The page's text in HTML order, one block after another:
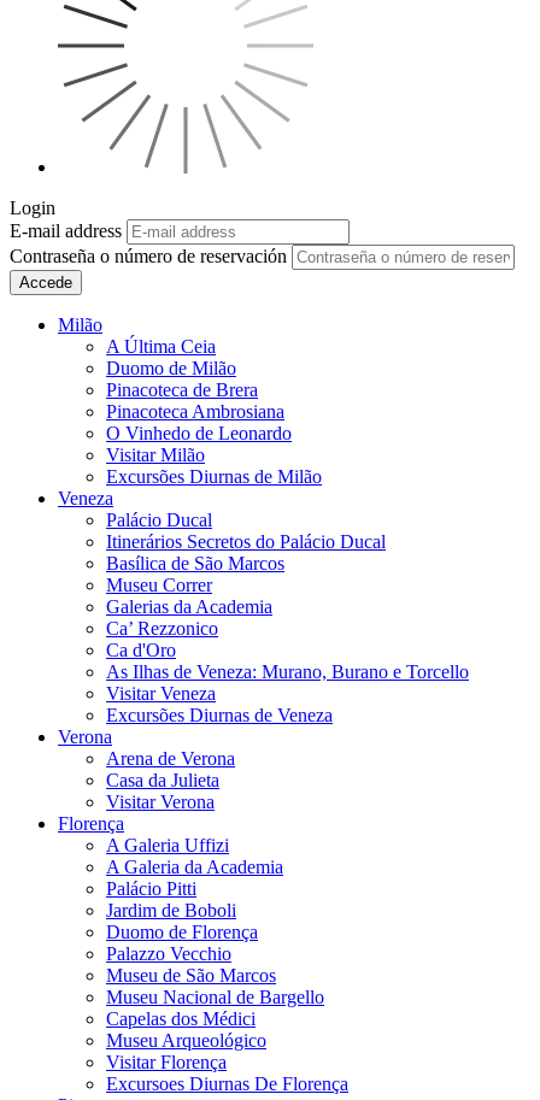
Login
E-mail address
Contraseña o número de reservación
Accede
Milão
A Última Ceia
Duomo de Milão
Pinacoteca de Brera
Pinacoteca Ambrosiana
O Vinhedo de Leonardo
Visitar Milão
Excursões Diurnas de Milão
Veneza
Palácio Ducal
Itinerários Secretos do Palácio Ducal
Basílica de São Marcos
Museu Correr
Galerias da Academia
Ca’ Rezzonico
Ca d'Oro
As Ilhas de Veneza: Murano, Burano e Torcello
Visitar Veneza
Excursões Diurnas de Veneza
Verona
Arena de Verona
Casa da Julieta
Visitar Verona
Florença
A Galeria Uffizi
A Galeria da Academia
Palácio Pitti
Jardim de Boboli
Duomo de Florença
Palazzo Vecchio
Museu de São Marcos
Museu Nacional de Bargello
Capelas dos Médici
Museu Arqueológico
Visitar Florença
Excursoes Diurnas De Florença